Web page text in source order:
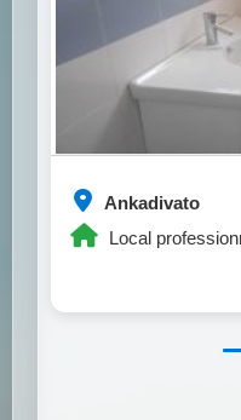
Ankadivato
Local